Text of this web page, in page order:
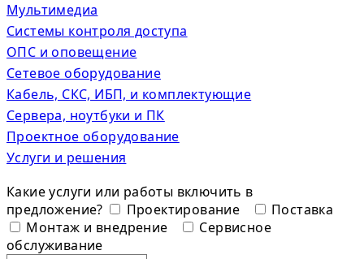
Мультимедиа
Системы контроля доступа
ОПС и оповещение
Сетевое оборудование
Кабель, СКС, ИБП, и комплектующие
Сервера, ноутбуки и ПК
Проектное оборудование
Услуги и решения
Какие услуги или работы включить в
предложение?
Проектирование
Поставка
Монтаж и внедрение
Сервисное
обслуживание